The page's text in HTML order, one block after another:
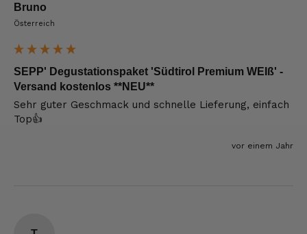
Bruno
Österreich
SEPP' Degustationspaket 'Südtirol Premium WEIß' -
Versand kostenlos **NEU**
Sehr guter Geschmack und schnelle Lieferung, einfach
Top👍
vor einem Jahr